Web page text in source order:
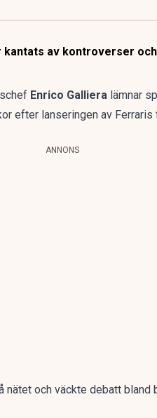
kantats av kontroverser
Enrico Galliera lämnar
efter lanseringen av
ANNONS
nätet och väckte debatt bland